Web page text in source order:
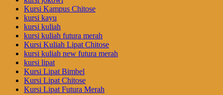
Kursi Kampus Chitose
kursi kayu
kursi kuliah
kursi kuliah futura merah
Kursi Kuliah Lipat Chitose
kursi kuliah new futura merah
kursi lipat
Kursi Lipat Bimbel
Kursi Lipat Chitose
Kursi Lipat Futura Merah